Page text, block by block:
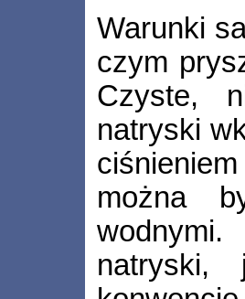
Warunki
czym
Czyste,
natryski
można
natryski,